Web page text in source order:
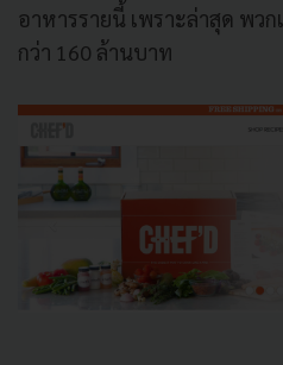
อาหารรายนี้ เพราะล่าสุด พว
กว่า 160 ล้านบาท